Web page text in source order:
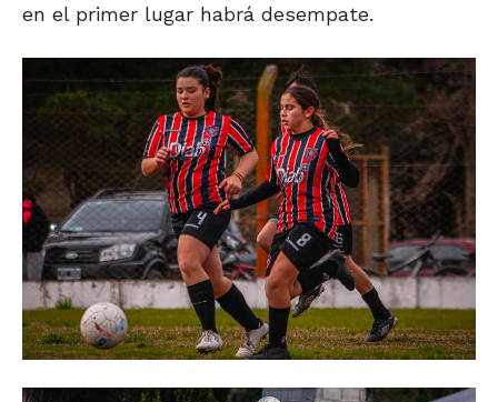
en el primer lugar habrá desempate.